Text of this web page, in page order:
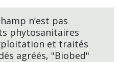
n’est pas
phytosanitaires
et traités
agréés, "Biobed"